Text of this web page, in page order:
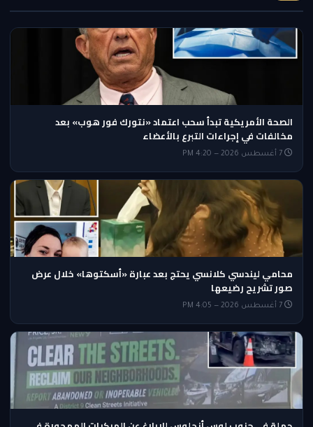
الصحة الأمريكية تبدأ سحب اعتماد «نتورك فور هوب» بعد
مخالفات في إجراءات التبرع بالأعضاء
محامي ليندسي كلانسي يحتج بعد عبارة «أسكتوها» خلال عرض
صور تشريح رضيعها